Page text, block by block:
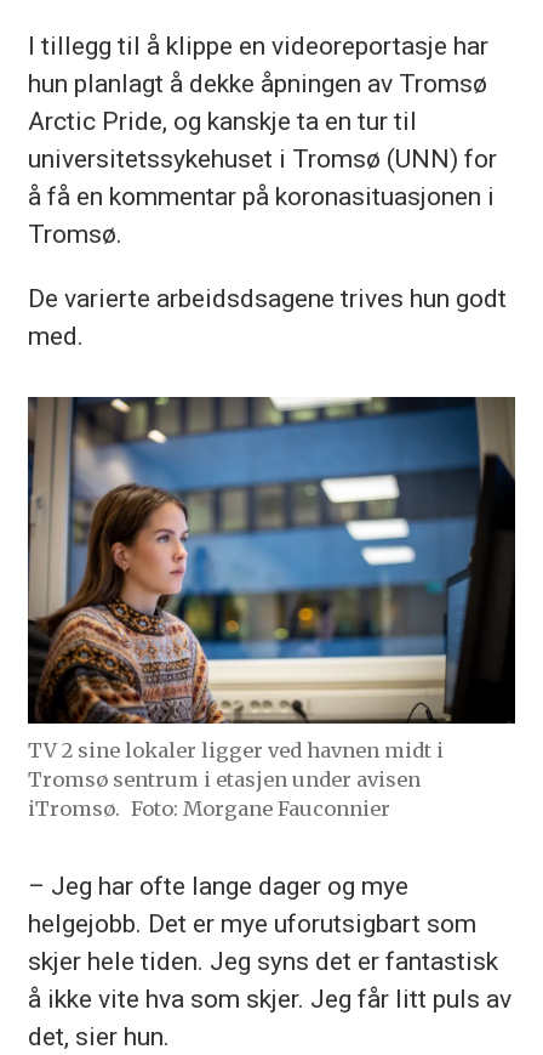
I tillegg til å klippe en videoreportasje har
hun planlagt å dekke åpningen av Tromsø
Arctic Pride, og kanskje ta en tur til
universitetssykehuset i Tromsø (UNN) for
å få en kommentar på koronasituasjonen i
Tromsø.
De varierte arbeidsdsagene trives hun godt
med.
TV 2 sine lokaler ligger ved havnen midt i
Tromsø sentrum i etasjen under avisen
iTromsø. Foto: Morgane Fauconnier
– Jeg har ofte lange dager og mye
helgejobb. Det er mye uforutsigbart som
skjer hele tiden. Jeg syns det er fantastisk
å ikke vite hva som skjer. Jeg får litt puls av
det, sier hun.